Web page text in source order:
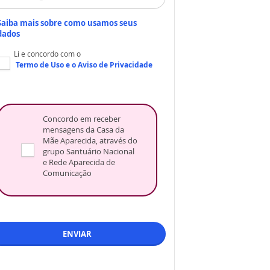
mais sobre como usamos seus
Li e concordo com o
Termo de Usoe oAviso de Privacidade
Concordo em receber
mensagens da Casa da
Mãe Aparecida, através do
grupo Santuário Nacional
e Rede Aparecida de
Comunicação
ENVIAR